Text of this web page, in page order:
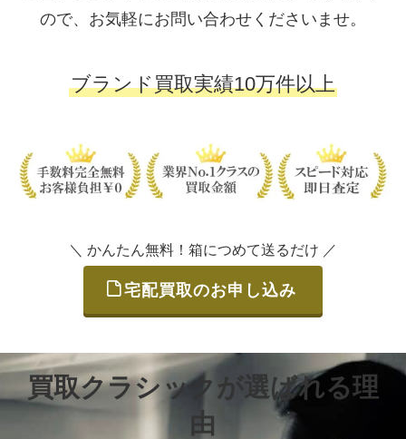
ので、お気軽にお問い合わせくださいませ。
ブランド買取実績10万件以上
＼ かんたん無料！箱につめて送るだけ ／
宅配買取のお申し込み
買取クラシックが選ばれる理
由